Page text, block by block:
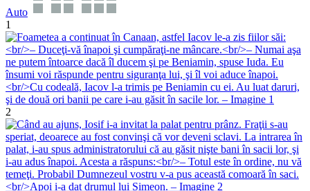
Auto
1
2